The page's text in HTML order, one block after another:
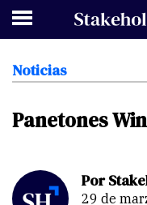
Noticias
Panetones
Por
29 de